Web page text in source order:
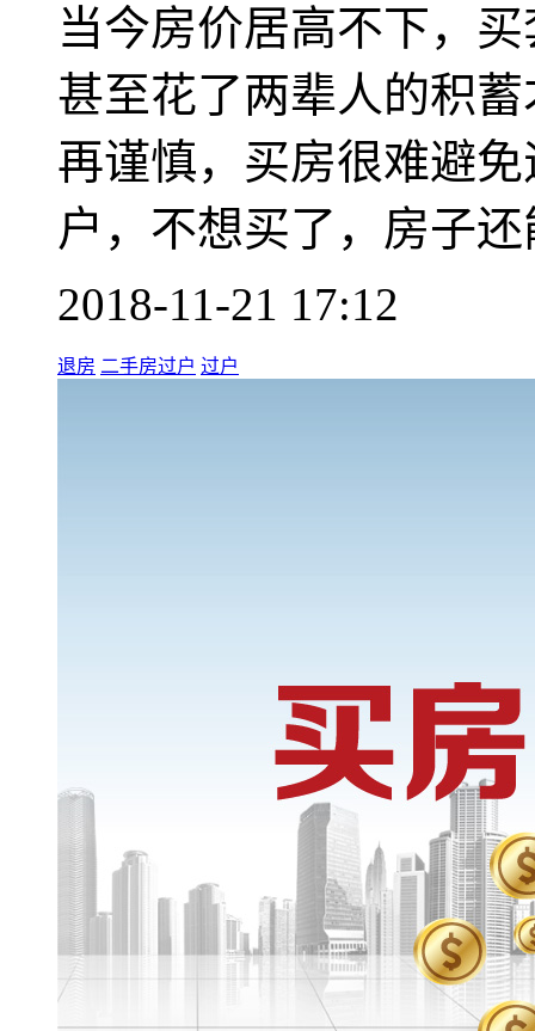
当今房价居高不下，
甚至花了两辈人的积
再谨慎，买房很难避
户，不想买了，房子
2018-11-21 17:12
退房 二手房过户 过户